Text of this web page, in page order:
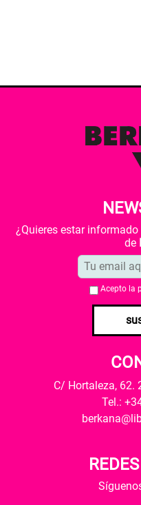
¿Quieres estar
de
Acepto la
C/ Hortaleza, 62.
Tel.: